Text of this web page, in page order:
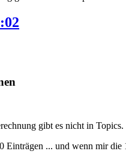
gibt es nicht in
Einträgen ... und wenn mir